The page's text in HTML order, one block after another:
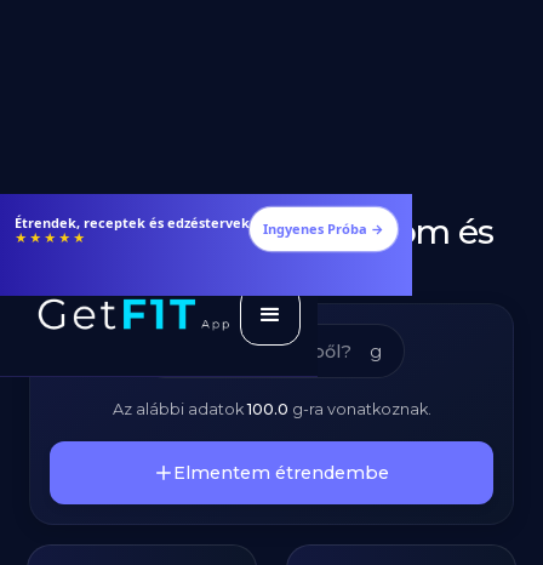
Étrendek, receptek és edzéstervek
★★★★★ Ingyenes Próba →
Tofu - Kalóriatartalom és
g
Az alábbi adatok100.0 g-ra vonatkoznak.
Elmentem étrendembe